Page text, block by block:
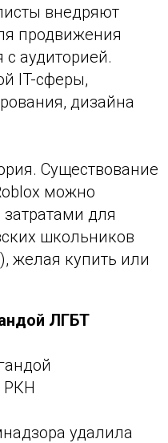
внедряют
продвижения
аудиторией.
IT-сферы,
дизайна
Существование
можно
для
школьников
желая купить или
ЛГБТ
РКН
удалила